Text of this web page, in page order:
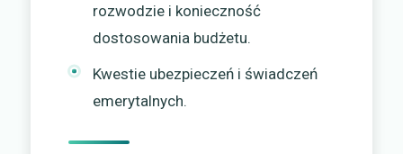
rozwodzie i konieczność
dostosowania budżetu.
Kwestie ubezpieczeń i świadczeń
emerytalnych.